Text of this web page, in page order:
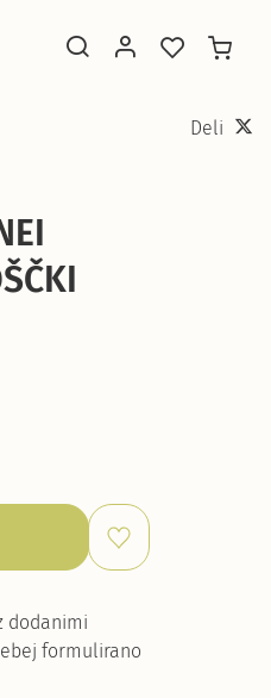
Deli
dodanimi
formulirano